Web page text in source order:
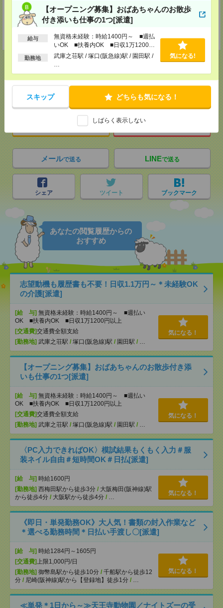
【オープニング募集】おばあちゃんのお散歩
付き添いも仕事の1つ[派遣]
給与
無資格未経験：時給1400円～ ■週払
いOK ■扶養内OK ■日収1万1200円
以上
勤務地
武庫之荘駅 / 塚口(阪急線)駅 / 園田駅 /
気になる!
スキップ どちらも気になる！
しばらく表示しない
神戸介護オフィス・神戸医療オフィス
兵庫県神戸市中央区小野柄通4-1-22 アーバンエース三宮ビル9F
TEL：078-222-8435
担当：採用担当
気になる！
メールで送る LINEで送る
シェア ツイート ブックマーク
あなたの閲覧履歴からの
おすすめ
志望動機も履歴書も不要！日収1.1万円～＊未経験OK
の介護[派遣]
[給 与] 無資格未経験：時給1400円～ ■週払い
OK ■扶養内OK ■日収1万1200円以上
[交通費]交通費全額支給
[勤務地] 武庫之荘駅 / 塚口(阪急線)駅 / 園田駅 / …
気になる！
【オープニング募集】おばあちゃんのお散歩付き添
いも仕事の1つ[派遣]
[給 与] 無資格未経験：時給1400円～ ■週払い
OK ■扶養内OK ■日収1万1200円以上
[交通費]交通費全額支給
[勤務地] 武庫之荘駅 / 塚口(阪急線)駅 / 園田駅 / …
気になる！
〈PC入力できればOK〉模試結果もくもく入力＃服
装ネイル自由＃短時間OK＃日払[派遣]
[給 与] 時給1600円
[勤務地] 西梅田駅から徒歩3分 / 大阪梅田(阪神線)駅
から徒歩4分 / 大阪駅から徒歩4分 / …
気になる！
《即日・単発勤務OK》大人気！書類の封入作業など
＊選べる勤務時間＊日払い手渡し〇[派遣]
[給 与] 時給1284円～1605円
[交通費] 上限1,000円/日
[勤務地] 御幣島駅から徒歩10分 / 千船駅から徒歩12
分 / 尼崎(阪神線)駅から【登録地】徒歩1分 / …
気になる！
≪単発＊1日から～≫天王寺動物園／ナイトズーの受